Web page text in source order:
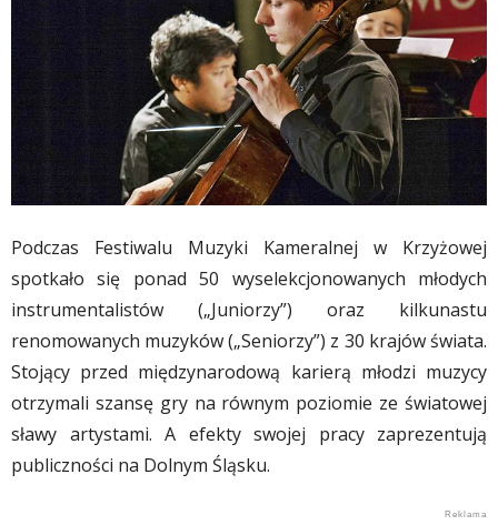
Podczas Festiwalu Muzyki Kameralnej w Krzyżowej
spotkało się ponad 50 wyselekcjonowanych młodych
instrumentalistów („Juniorzy”) oraz kilkunastu
renomowanych muzyków („Seniorzy”) z 30 krajów świata.
Stojący przed międzynarodową karierą młodzi muzycy
otrzymali szansę gry na równym poziomie ze światowej
sławy artystami. A efekty swojej pracy zaprezentują
publiczności na Dolnym Śląsku.